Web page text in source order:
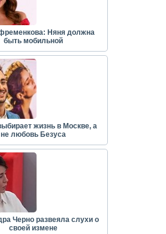
Няня должна
быть мобильной
жизнь в Москве, а
не любовь Безуса
Черно развеяла слухи о
своей измене